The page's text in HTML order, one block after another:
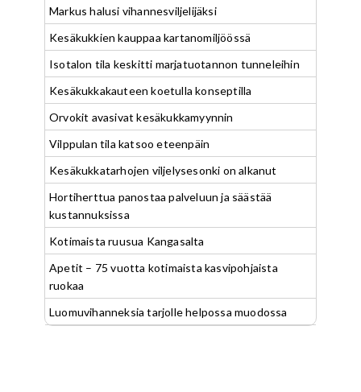
Markus halusi vihannesviljelijäksi
Kesäkukkien kauppaa kartanomiljöössä
Isotalon tila keskitti marjatuotannon tunneleihin
Kesäkukkakauteen koetulla konseptilla
Orvokit avasivat kesäkukkamyynnin
Vilppulan tila katsoo eteenpäin
Kesäkukkatarhojen viljelysesonki on alkanut
Hortiherttua panostaa palveluun ja säästää
kustannuksissa
Kotimaista ruusua Kangasalta
Apetit – 75 vuotta kotimaista kasvipohjaista
ruokaa
Luomuvihanneksia tarjolle helpossa muodossa